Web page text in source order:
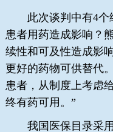
此次谈判中有4个
患者用药造成影响？
续性和可及性造成影
更好的药物可供替代
患者，从制度上考虑
终有药可用。”
我国医保目录采用